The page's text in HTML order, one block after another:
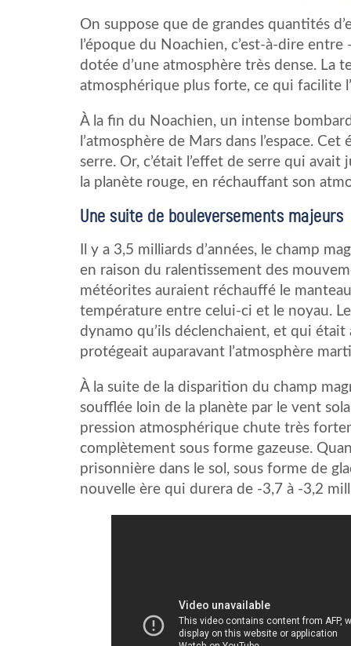
On suppose que de grandes quantités
l’époque du Noachien, c’est-à-dire
dotée d’une atmosphère très dense. La
atmosphérique plus forte, ce qui facilite
À la fin du Noachien, un intense
l’atmosphère de Mars dans l’espace.
serre. Or, c’était l’effet de serre qui avait
la planète rouge, en réchauffant son
Une suite de bouleversements majeurs
Il y a 3,5 milliards d’années, le champ
en raison du ralentissement des
météorites auraient réchauffé le
température entre celui-ci et le noyau.
dynamo qu’ils déclenchaient, et qui
protégeait auparavant l’atmosphère
À la suite de la disparition du champ
soufflée loin de la planète par le vent
pression atmosphérique chute très
complètement sous forme gazeuse.
prisonnière dans le sol, sous forme de
nouvelle ère qui durera de -3,7 à -3,2